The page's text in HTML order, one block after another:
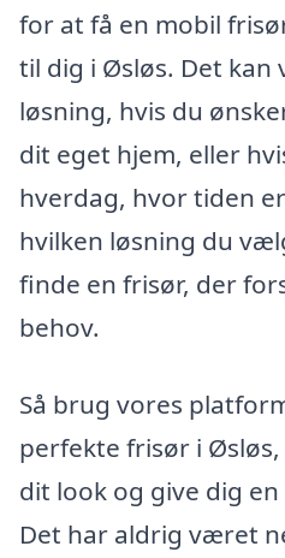
for at få en mobil
til dig i Øsløs. Det
løsning, hvis du
dit eget hjem, eller
hverdag, hvor tiden
hvilken løsning du
finde en frisør, der
behov.
Så brug vores
perfekte frisør i
dit look og give dig
Det har aldrig været